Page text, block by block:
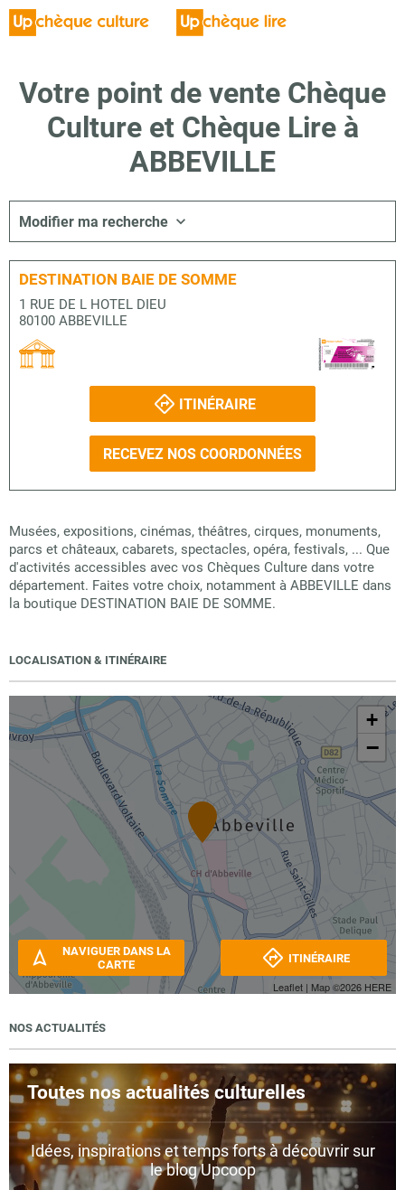
Votre point de vente Chèque
Culture et Chèque Lire à
ABBEVILLE
Modifier ma recherche
DESTINATION BAIE DE SOMME
1 RUE DE L HOTEL DIEU
80100 ABBEVILLE
ITINÉRAIRE
RECEVEZ NOS COORDONNÉES
Musées, expositions, cinémas, théâtres, cirques, monuments,
parcs et châteaux, cabarets, spectacles, opéra, festivals, ... Que
d'activités accessibles avec vos Chèques Culture dans votre
département. Faites votre choix, notamment à ABBEVILLE dans
la boutique DESTINATION BAIE DE SOMME.
LOCALISATION & ITINÉRAIRE
+
−
Leaflet | Map ©2026 HERE
NAVIGUER DANS LA
CARTE
ITINÉRAIRE
NOS ACTUALITÉS
Toutes nos actualités culturelles
Idées, inspirations et temps forts à découvrir sur
le blog Upcoop